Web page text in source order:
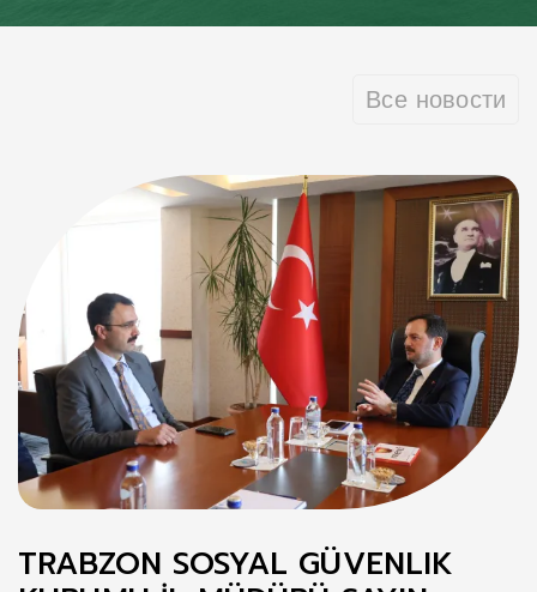
Все новости
TRABZON SOSYAL GÜVENLIK